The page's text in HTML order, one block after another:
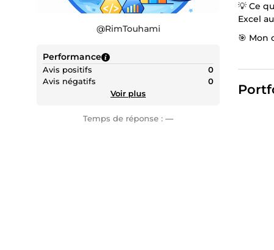
@RimTouhami
Performance
Avis positifs
0
Avis négatifs
0
Voir plus
Temps de réponse : —
💡 Ce
Excel
🎯 Mon